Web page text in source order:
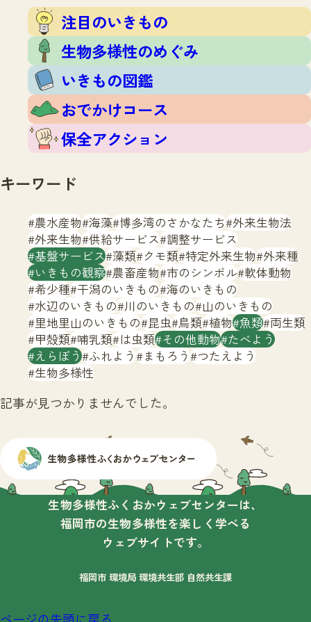
文字サイズ 小 中 大
注目のいきもの
生物多様性のめぐみ
いきもの図鑑
おでかけコース
保全アクション
いきもの調査隊
調査レポート
調査レポートTOP
調査結果
ふくおかいきものマップ
マッチング
マッチングTOP
掲載申し込みフォーム
お問合せ
生物多様性ふくおかウェブセンターとは
サイトマップ
注目のいきもの
生物多様性のめぐみ
いきもの図鑑
おでかけコース
保全アクション
キーワード
農水産物 海藻 博多湾のさかなたち 外来生物法
外来生物 供給サービス 調整サービス
基盤サービス 藻類 クモ類 特定外来生物 外来種
いきもの観察 農畜産物 市のシンボル 軟体動物
希少種 干潟のいきもの 海のいきもの
水辺のいきもの 川のいきもの 山のいきもの
里地里山のいきもの 昆虫 鳥類 植物 魚類 両生類
甲殻類 哺乳類 は虫類 その他動物 たべよう
えらぼう ふれよう まもろう つたえよう
生物多様性
記事が見つかりませんでした。
生物多様性ふくおかウェブセンターは、
福岡市の生物多様性を楽しく学べる
ウェブサイトです。
福岡市 環境局 環境共生部 自然共生課